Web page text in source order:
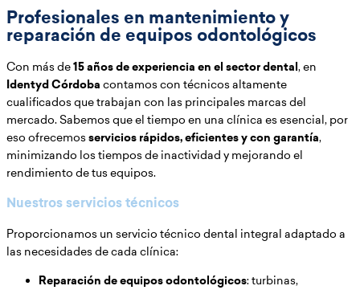
Profesionales en mantenimiento y
reparación de equipos odontológicos
Con más de15 años de experiencia en el sector dental , en
Identyd Córdoba contamos con técnicos altamente
cualificados que trabajan con las principales marcas del
mercado. Sabemos que el tiempo en una clínica es esencial, por
eso ofrecemosservicios rápidos, eficientes y con garantía,
minimizando los tiempos de inactividad y mejorando el
rendimiento de tus equipos.
Nuestros servicios técnicos
Proporcionamos un servicio técnico dental integral adaptado a
las necesidades de cada clínica:
Reparación de equipos odontológicos: turbinas,